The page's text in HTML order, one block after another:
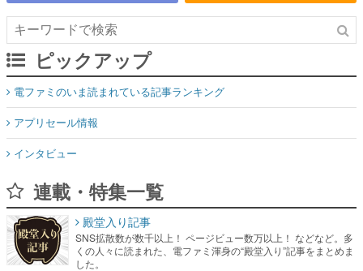
ピックアップ
電ファミのいま読まれている記事ランキング
アプリセール情報
インタビュー
連載・特集一覧
殿堂入り記事
SNS拡散数が数千以上！ ページビュー数万以上！ などなど。多
くの人々に読まれた、電ファミ渾身の“殿堂入り”記事をまとめま
した。